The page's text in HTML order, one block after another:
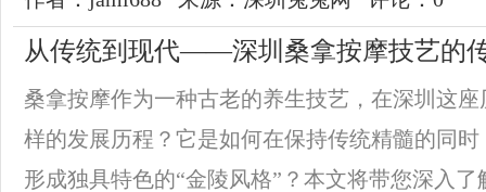
从传统到现代——深圳桑拿按摩技艺的
桑拿按摩作为一种古老的养生技艺，在深圳这
样的发展历程？它是如何在保持传统精髓的同
形成独具特色的“金陵风格”？本文将带您深入